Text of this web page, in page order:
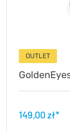
OUTLET
149,00 zł*